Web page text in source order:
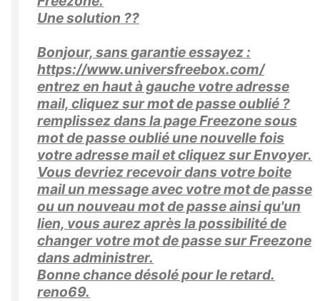
Une solution ??
Bonjour, sans garantie essayez :
https://www.universfreebox.com/
entrez en haut à gauche votre adresse
mail, cliquez sur mot de passe oublié ?
remplissez dans la page Freezone sous
mot de passe oublié une nouvelle fois
votre adresse mail et cliquez sur Envoyer.
Vous devriez recevoir dans votre boite
mail un message avec votre mot de passe
ou un nouveau mot de passe ainsi qu'un
lien, vous aurez après la possibilité de
changer votre mot de passe sur Freezone
dans administrer.
Bonne chance désolé pour le retard.
reno69.